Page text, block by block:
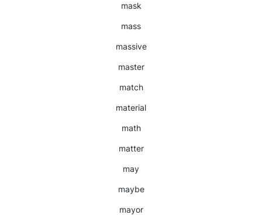
mask
mass
massive
master
match
material
math
matter
may
maybe
mayor